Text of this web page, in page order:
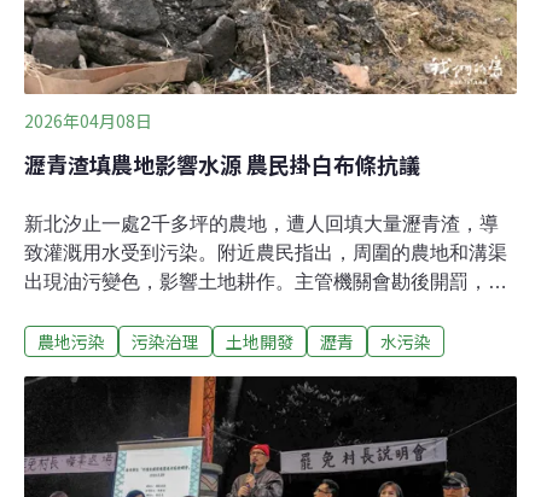
奏，也一度以為自己會在外地長久停留。然而，回頭看，
那份「想回家」的念頭，其實早已存在。「我高中在準備
申請資料時，就寫過希望可以學以致用、回饋家鄉。」她
說。那時或許只是理想化的文字，但這樣的想法，卻在往
後的人生
2026年04月08日
瀝青渣填農地影響水源 農民掛白布條抗議
新北汐止一處2千多坪的農地，遭人回填大量瀝青渣，導
致灌溉用水受到污染。附近農民指出，周圍的農地和溝渠
出現油污變色，影響土地耕作。主管機關會勘後開罰，要
道。山坡農牧用地改建停車場這塊山坡地位於同新段889
年(2025)業者向新北市交通局提出興辦事業計畫，打算申
請變更為交通用地，作為停車場使用，總基地面積約有
7215平方公尺。業者在今年3月取得農業局的水保計畫施
工許可，要蓋永久性沉沙池、集水井、排水溝。但民眾發
農地污染 污染治理 土地開發 瀝青 水污染